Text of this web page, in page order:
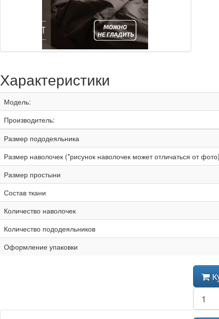
Характеристики
Модель:
Производитель:
Размер пододеяльника
Размер наволочек (*рисунок наволочек может отличаться от
Размер простыни
Состав ткани
Количество наволочек
Количество пододеяльников
Оформление упаковки